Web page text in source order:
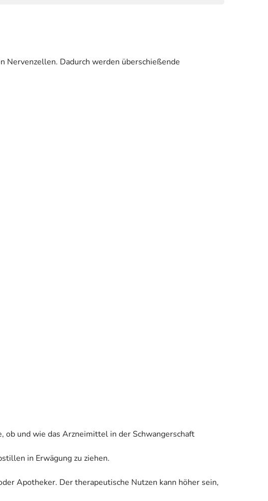
Dadurch werden überschießende
ob und wie das Arzneimittel in der Schwangerschaft
in Erwägung zu ziehen.
Apotheker. Der therapeutische Nutzen kann höher sein,